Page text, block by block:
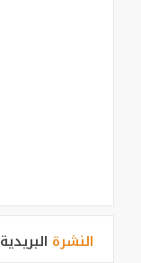
النشرة البريدية